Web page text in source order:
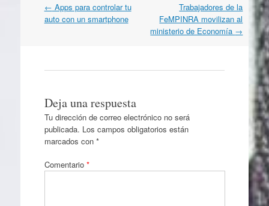
Navegación
por
← Apps para controlar tu
auto con un smartphone
Trabajadores de la
FeMPINRA movilizan al
ministerio de Economía →
Deja una respuesta
Tu dirección de correo electrónico no será
publicada. Los campos obligatorios están
marcados con *
Comentario *